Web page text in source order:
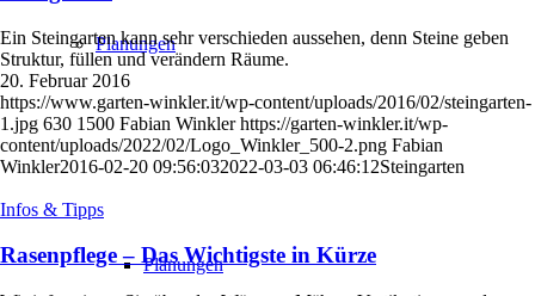
Planungen
Planungen
Ein Steingarten kann sehr verschieden aussehen, denn Steine geben
Struktur, füllen und verändern Räume.
20. Februar 2016
https://www.garten-winkler.it/wp-content/uploads/2016/02/steingarten-
1.jpg 630 1500 Fabian Winkler https://garten-winkler.it/wp-
content/uploads/2022/02/Logo_Winkler_500-2.png Fabian
Winkler2016-02-20 09:56:032022-03-03 06:46:12Steingarten
Infos & Tipps
Rasenpflege – Das Wichtigste in Kürze